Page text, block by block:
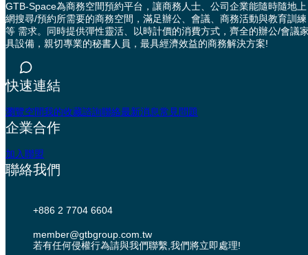
GTB-Space為商務空間預約平台，讓商務人士、公司企業能隨時隨地上
網搜尋/預約所需要的商務空間，滿足辦公、會議、商務活動與教育訓練
等 需求。同時提供彈性靈活、以時計價的消費方式，齊全的辦公/會議
具設備，親切專業的秘書人員，最具經濟效益的商務解決方案!
快速連結
瀏覽空間我的收藏諮詢聯絡最新消息常見問題
企業合作
加入聯盟
聯絡我們
+886 2 7704 6604
member@gtbgroup.com.tw
若有任何侵權行為請與我們聯繫,我們將立即處理!